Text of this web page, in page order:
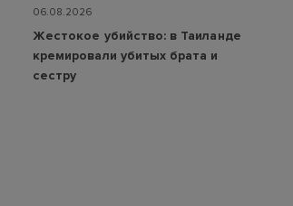
06.08.2026
Жестокое убийство: в Таиланде
кремировали убитых брата и
сестру